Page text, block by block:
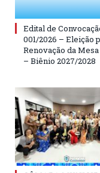
Edital de
001/2026 – Eleição
Renovação da
– Biênio 2027/2028